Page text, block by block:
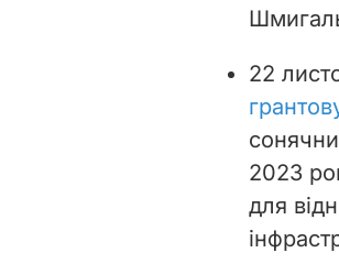
22
2023
для